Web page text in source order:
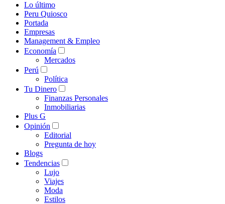
Lo último
Peru Quiosco
Portada
Empresas
Management & Empleo
Economía
Mercados
Perú
Política
Tu Dinero
Finanzas Personales
Inmobiliarias
Plus G
Opinión
Editorial
Pregunta de hoy
Blogs
Tendencias
Lujo
Viajes
Moda
Estilos